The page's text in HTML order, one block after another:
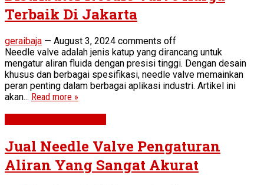
Terbaik Di Jakarta
geraibaja — August 3, 2024 comments off
Needle valve adalah jenis katup yang dirancang untuk
mengatur aliran fluida dengan presisi tinggi. Dengan desain
khusus dan berbagai spesifikasi, needle valve memainkan
peran penting dalam berbagai aplikasi industri. Artikel ini
akan... Read more »
Jual Needle Valve Pengaturan
Aliran Yang Sangat Akurat